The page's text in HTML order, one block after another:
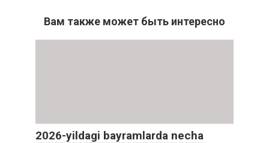
Вам также может быть интересно
2026-yildagi bayramlarda necha